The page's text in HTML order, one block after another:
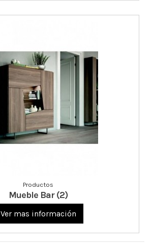
Productos
Mueble Bar (2)
Ver mas información